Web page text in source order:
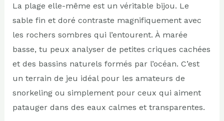
La plage elle-même est un véritable bijou. Le
sable fin et doré contraste magnifiquement avec
les rochers sombres qui l’entourent. À marée
basse, tu peux analyser de petites criques cachées
et des bassins naturels formés par l’océan. C’est
un terrain de jeu idéal pour les amateurs de
snorkeling ou simplement pour ceux qui aiment
patauger dans des eaux calmes et transparentes.